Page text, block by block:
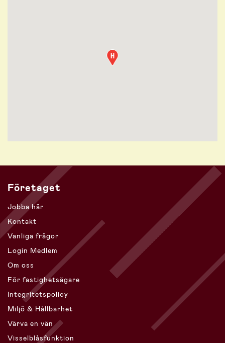
Företaget
Jobba här
Kontakt
Vanliga frågor
Login Medlem
Om oss
För fastighetsägare
Integritetspolicy
Miljö & Hållbarhet
Värva en vän
Visselblåsfunktion